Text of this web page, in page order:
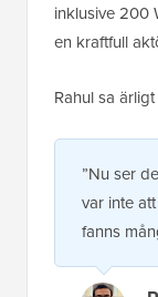
inklusive 200
en kraftfull
Rahul sa
”Nu ser
var inte
fanns